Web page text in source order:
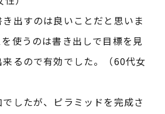
き出すのは良いことだと思いま
を使うのは書き出しで目標を見
来るので有効でした。（60代女
したが、ピラミッドを完成さ